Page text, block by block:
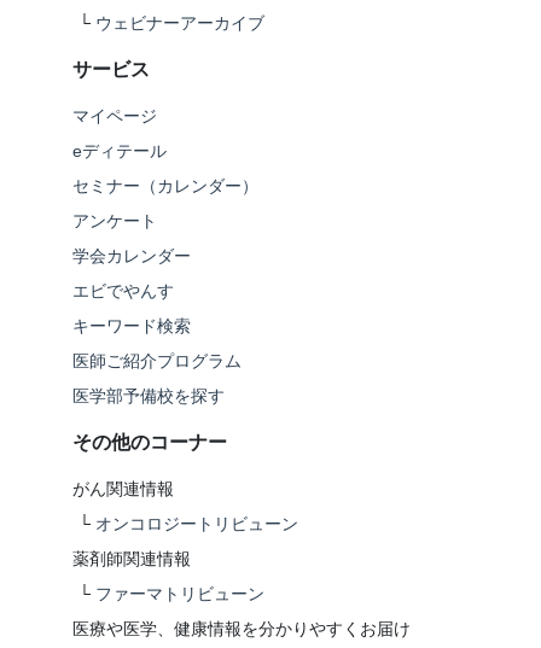
└ ウェビナーアーカイブ
サービス
マイページ
eディテール
セミナー（カレンダー）
アンケート
学会カレンダー
エビでやんす
キーワード検索
医師ご紹介プログラム
医学部予備校を探す
その他のコーナー
がん関連情報
└ オンコロジートリビューン
薬剤師関連情報
└ ファーマトリビューン
医療や医学、健康情報を分かりやすくお届け